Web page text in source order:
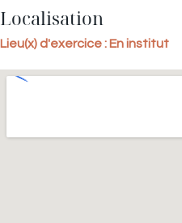
Localisation
Lieu(x) d'exercice : En institut